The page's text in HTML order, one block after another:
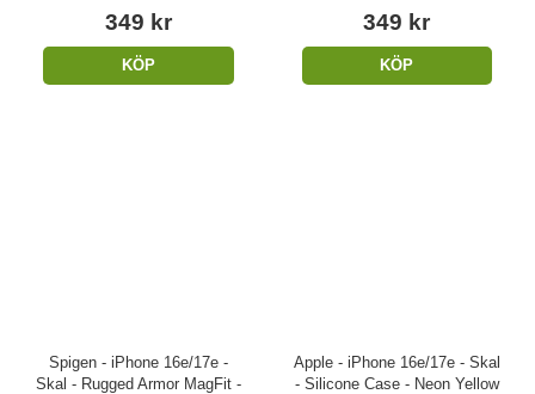
349 kr
KÖP
349 kr
KÖP
Spigen - iPhone 16e/17e -
Skal - Rugged Armor MagFit -
Apple - iPhone 16e/17e - Skal
- Silicone Case - Neon Yellow